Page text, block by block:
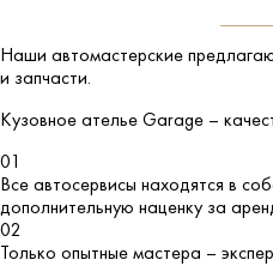
Наши автомастерские
и запчасти.
Кузовное ателье Garage –
01
Все автосервисы находятся в
дополнительную наценку за
02
Только опытные мастера –